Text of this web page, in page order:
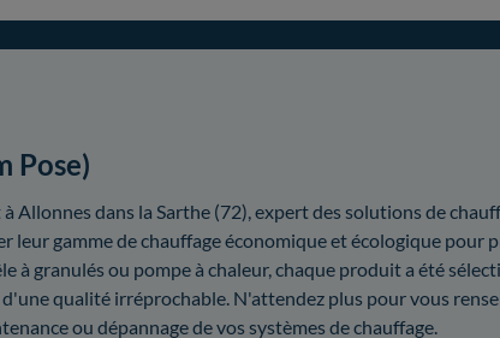
Pose)
Allonnes dans la Sarthe (72), expert des solutions de
leur gamme de chauffage économique et écologique
à granulés ou pompe à chaleur, chaque produit a été
qualité irréprochable. N'attendez plus pour vous
ou dépannage de vos systèmes de chauffage.